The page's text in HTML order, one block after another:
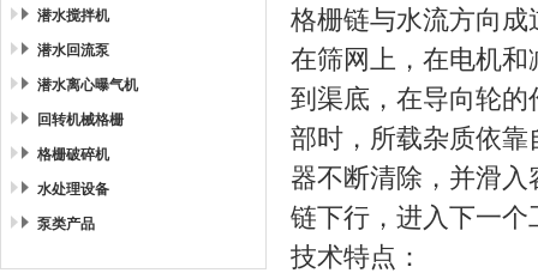
潜水搅拌机
潜水回流泵
潜水离心曝气机
回转机械格栅
格栅破碎机
水处理设备
泵类产品
格栅链与水流方向
在筛网上，在电机
到渠底，在导向轮
部时，所载杂质依
器不断清除，并滑
链下行，进入下一个
技术特点：